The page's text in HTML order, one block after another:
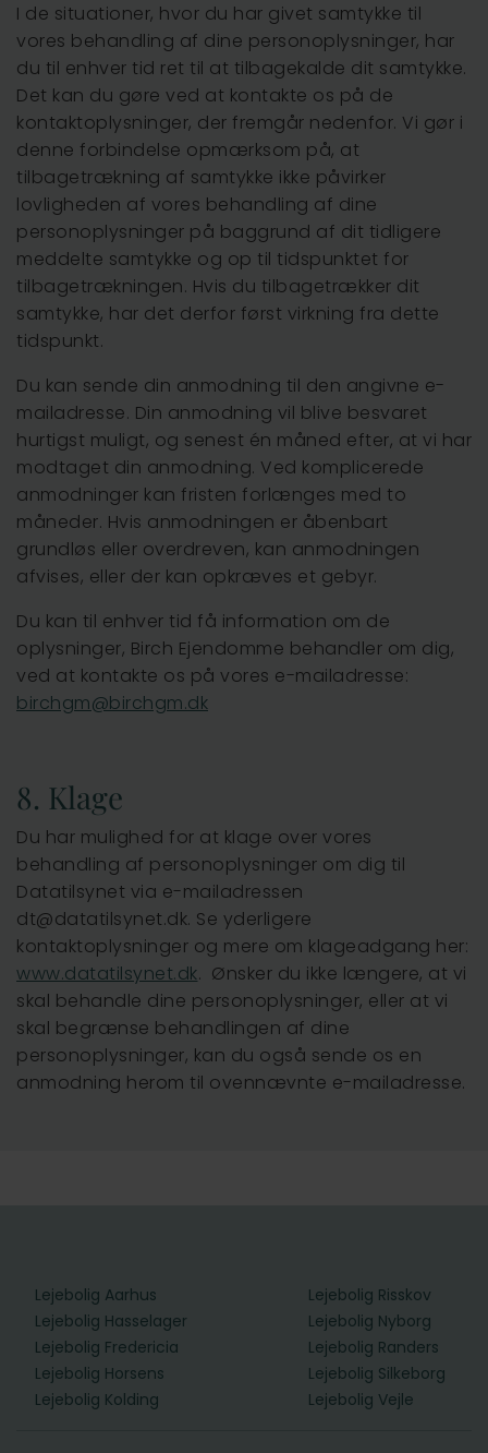
I de situationer, hvor du har givet samtykke til
vores behandling af dine personoplysninger, har
du til enhver tid ret til at tilbagekalde dit samtykke.
Det kan du gøre ved at kontakte os på de
kontaktoplysninger, der fremgår nedenfor. Vi gør i
denne forbindelse opmærksom på, at
tilbagetrækning af samtykke ikke påvirker
lovligheden af vores behandling af dine
personoplysninger på baggrund af dit tidligere
meddelte samtykke og op til tidspunktet for
tilbagetrækningen. Hvis du tilbagetrækker dit
samtykke, har det derfor først virkning fra dette
tidspunkt.
Du kan sende din anmodning til den angivne e-
mailadresse. Din anmodning vil blive besvaret
hurtigst muligt, og senest én måned efter, at vi har
modtaget din anmodning. Ved komplicerede
anmodninger kan fristen forlænges med to
måneder. Hvis anmodningen er åbenbart
grundløs eller overdreven, kan anmodningen
afvises, eller der kan opkræves et gebyr.
Du kan til enhver tid få information om de
oplysninger, Birch Ejendomme behandler om dig,
ved at kontakte os på vores e-mailadresse:
birchgm@birchgm.dk
8. Klage
Du har mulighed for at klage over vores
behandling af personoplysninger om dig til
Datatilsynet via e-mailadressen
dt@datatilsynet.dk. Se yderligere
kontaktoplysninger og mere om klageadgang her:
www.datatilsynet.dk. Ønsker du ikke længere, at vi
skal behandle dine personoplysninger, eller at vi
skal begrænse behandlingen af dine
personoplysninger, kan du også sende os en
anmodning herom til ovennævnte e-mailadresse.
Lejebolig Aarhus
Lejebolig Hasselager
Lejebolig Fredericia
Lejebolig Horsens
Lejebolig Kolding
Lejebolig Risskov
Lejebolig Nyborg
Lejebolig Randers
Lejebolig Silkeborg
Lejebolig Vejle